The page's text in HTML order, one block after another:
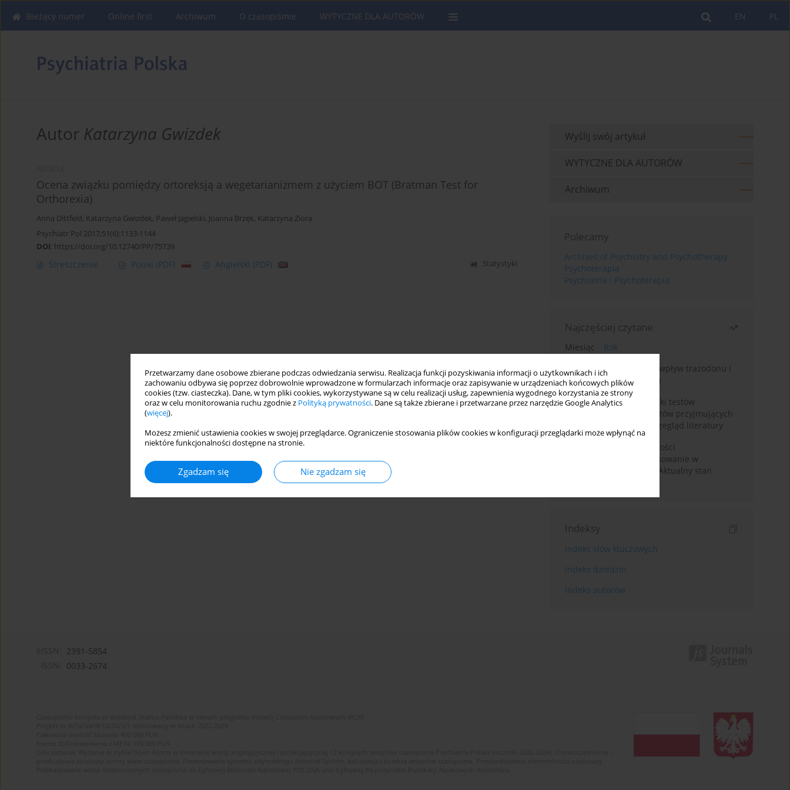
Przetwarzamy dane osobowe zbierane podczas odwiedzania serwisu. Realizacja funkcji pozyskiwania informacji o użytkownikach i ich
zachowaniu odbywa się poprzez dobrowolnie wprowadzone w formularzach informacje oraz zapisywanie w urządzeniach końcowych plików
cookies (tzw. ciasteczka). Dane, w tym pliki cookies, wykorzystywane są w celu realizacji usług, zapewnienia wygodnego korzystania ze strony
oraz w celu monitorowania ruchu zgodnie z Polityką prywatności. Dane są także zbierane i przetwarzane przez narzędzie Google Analytics
(więcej).
Możesz zmienić ustawienia cookies w swojej przeglądarce. Ograniczenie stosowania plików cookies w konfiguracji przeglądarki może wpłynąć na
niektóre funkcjonalności dostępne na stronie.
Zgadzam się Nie zgadzam się
PL
EN
Bieżący numer Online first Archiwum O czasopiśmie WYTYCZNE DLA AUTORÓW
Autor Katarzyna Gwizdek
Ocena związku pomiędzy ortoreksją a wegetarianizmem z użyciem BOT (Bratman Test for
Orthorexia)
Anna Dittfeld, Katarzyna Gwizdek, Paweł Jagielski, Joanna Brzęk, Katarzyna Ziora
Psychiatr Pol 2017;51(6):1133-1144
DOI: https://doi.org/10.12740/PP/75739
Streszczenie Polski (PDF) Angielski (PDF) Statystyki
Wyślij swój artykuł
WYTYCZNE DLA AUTORÓW
Archiwum
Polecamy
Archives of Psychiatry and Psychotherapy
Psychoterapia
Psychiatria i Psychoterapia
Najczęściej czytane
Miesiąc
Rok
Leczenie bezsenności – wpływ trazodonu i
leków nasennych na sen
Fałszywie dodatnie wyniki testów
narkotykowych u pacjentów przyjmujących
leki psychotropowe – przegląd literatury
Wortioksetyna – właściwości
farmakologiczne i zastosowanie w
zaburzeniach nastroju. Aktualny stan
Indeksy
Indeks słów kluczowych
Indeks dziedzin
Indeks autorów
2391-5854
0033-2674